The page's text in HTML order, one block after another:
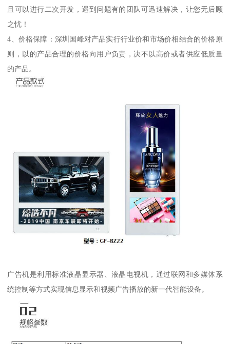
且可以进行二次开发，遇到问题有的团队可迅速解决，让您无后顾
之忧！
4、价格保障：深圳国峰对产品实行行业价和市场价相结合的价格原
则，以的产品合理的价格向用户负责，决不以高价或者供应低质量
的产品。
广告机是利用标准液晶显示器、液晶电视机，通过联网和多媒体系
统控制等方式实现信息显示和视频广告播放的新一代智能设备。